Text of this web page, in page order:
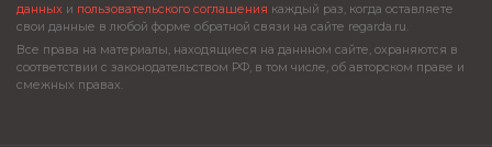
данных и пользовательского соглашения каждый раз, когда оставляете
свои данные в любой форме обратной связи на сайте regarda.ru.
Все права на материалы, находящиеся на даннном сайте, охраняются в
соответствии с законодательством РФ, в том числе, об авторском праве и
смежных правах.